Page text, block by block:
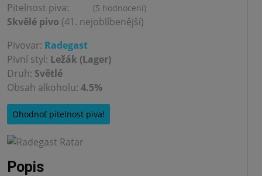
Pitelnost piva: (5 hodnocení)
Skvělé pivo (41. nejoblíbenější)
Pivovar: Radegast
Pivní styl: Ležák (Lager)
Druh: Světlé
Obsah alkoholu: 4.5%
Ohodnoť pitelnost piva!
Popis